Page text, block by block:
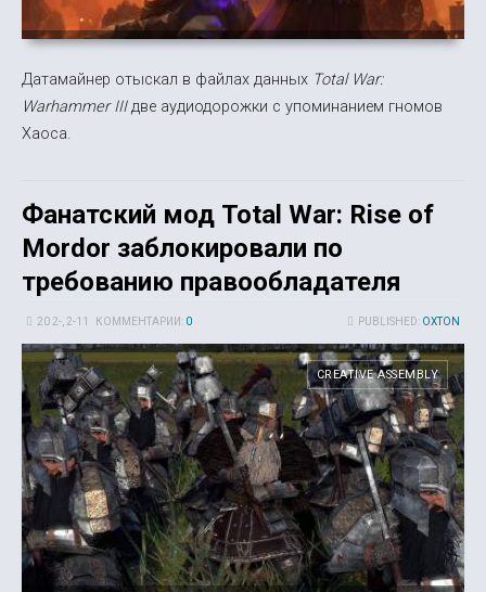
Датамайнер отыскал в файлах данных Total War:
Warhammer IIIдве аудиодорожки с упоминанием гномов
Хаоса.
Фанатский мод Total War: Rise of
Mordor заблокировали по
требованию правообладателя
PUBLISHED: OXTON
20 2-, 2-11 КОММЕНТАРИИ: 0
CREATIVE ASSEMBLY